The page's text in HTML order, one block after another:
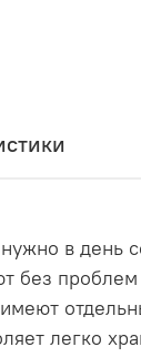
в день
проблем
легко